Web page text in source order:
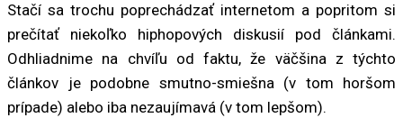
Stačí sa trochu poprechádzať internetom a popritom si
prečítať niekoľko hiphopových diskusií pod článkami.
Odhliadnime na chvíľu od faktu, že väčšina z týchto
článkov je podobne smutno-smiešna (v tom horšom
prípade) alebo iba nezaujímavá (v tom lepšom).